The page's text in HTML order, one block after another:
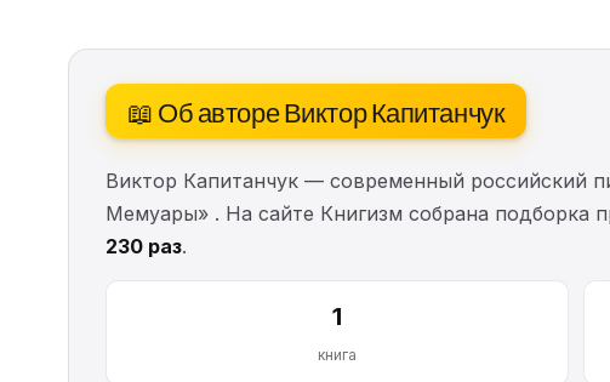
📖 Об авторе Виктор Капитанчук
Виктор Капитанчук — современный российский
Мемуары» . На сайте Книгизм собрана подборка
230 раз.
1
книга